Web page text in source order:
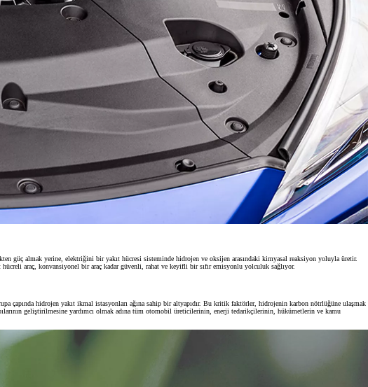
Bayinizle görüntülü görüşün
Toyota kirala: Rent a Toyota
güç almak yerine, elektriğini bir yakıt hücresi sisteminde hidrojen ve oksijen arasındaki kimyasal reaksiyon yoluyla üretir.
hücreli araç, konvansiyonel bir araç kadar güvenli, rahat ve keyifli bir sıfır emisyonlu yolculuk sağlıyor.
çapında hidrojen yakıt ikmal istasyonları ağına sahip bir altyapıdır. Bu kritik faktörler, hidrojenin karbon nötrlüğüne ulaşmak
geliştirilmesine yardımcı olmak adına tüm otomobil üreticilerinin, enerji tedarikçilerinin, hükümetlerin ve kamu